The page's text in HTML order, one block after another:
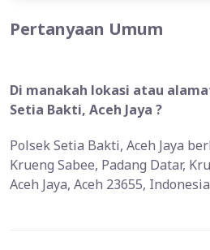
Pertanyaan Umum
Di manakah lokasi atau
Setia Bakti, Aceh Jaya ?
Polsek Setia Bakti, Aceh Jaya
Krueng Sabee, Padang Datar,
Aceh Jaya, Aceh 23655, Indonesia